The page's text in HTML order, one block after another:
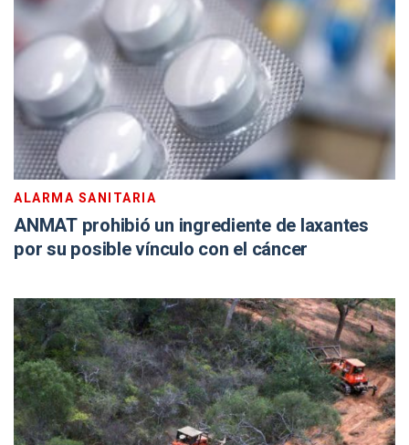
ALARMA SANITARIA
ANMAT prohibió un ingrediente de laxantes
por su posible vínculo con el cáncer